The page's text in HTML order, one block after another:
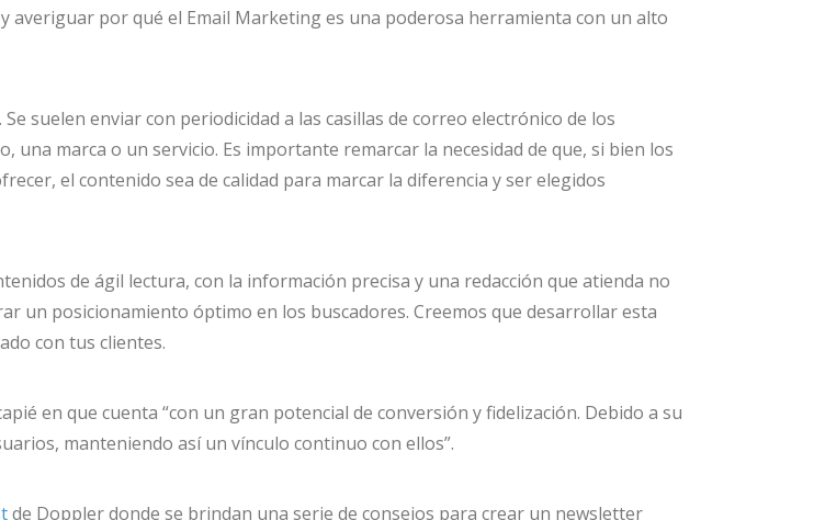
averiguar por qué el Email Marketing es una poderosa herramienta con un alto
suelen enviar con periodicidad a las casillas de correo electrónico de los
una marca o un servicio. Es importante remarcar la necesidad de que, si bien los
el contenido sea de calidad para marcar la diferencia y ser elegidos
de ágil lectura, con la información precisa y una redacción que atienda no
un posicionamiento óptimo en los buscadores. Creemos que desarrollar esta
con tus clientes.
en que cuenta “con un gran potencial de conversión y fidelización. Debido a su
manteniendo así un vínculo continuo con ellos”.
de Doppler donde se brindan una serie de consejos para crear un newsletter